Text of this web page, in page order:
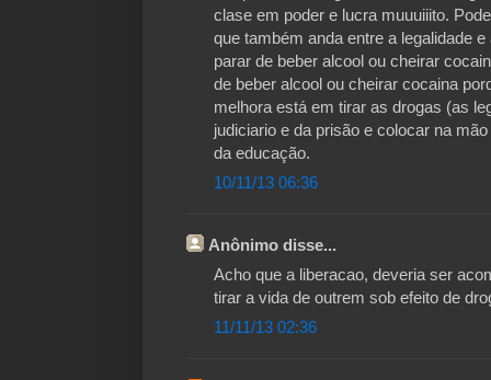
clase em poder e lucra muuuiiito.
que também anda entre a legalidade
parar de beber alcool ou cheirar
de beber alcool ou cheirar cocaina
melhora está em tirar as drogas (as
judiciario e da prisão e colocar na
da educação.
10/11/13 06:36
Anônimo disse...
Acho que a liberacao, deveria ser
tirar a vida de outrem sob efeito de
11/11/13 02:36